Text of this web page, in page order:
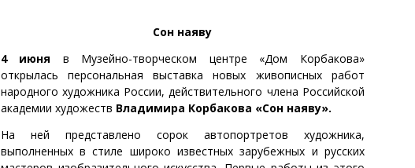
Сон наяву
4 июня в Музейно-творческом центре «Дом Корбакова»
открылась персональная выставка новых живописных работ
народного художника России, действительного члена Российской
академии художеств Владимира Корбакова «Сон наяву».
На ней представлено сорок автопортретов художника,
выполненных в стиле широко известных зарубежных и русских